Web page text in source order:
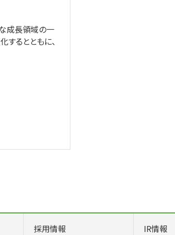
成長領域の一
るとともに、
採用情報 IR情報